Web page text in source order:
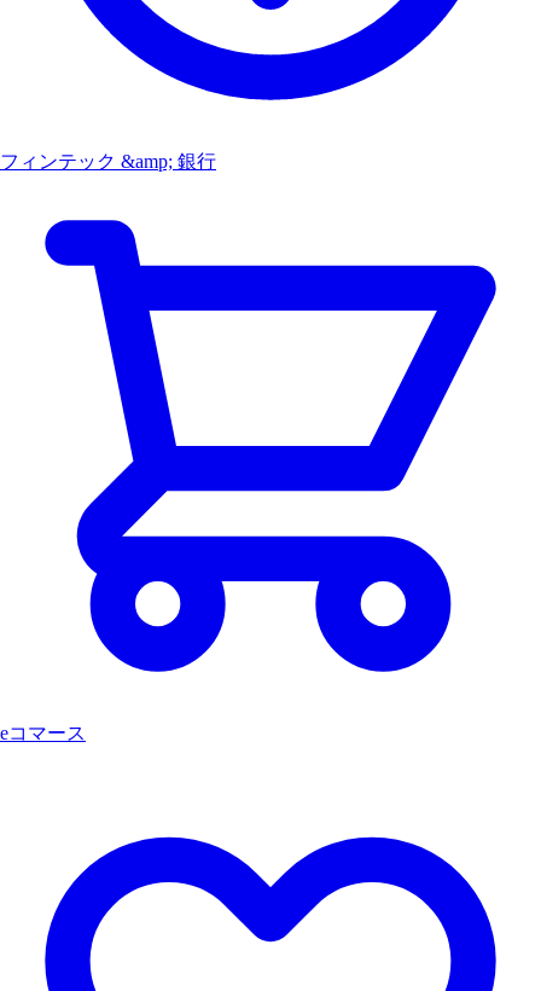
フィンテック &amp; 銀行
eコマース